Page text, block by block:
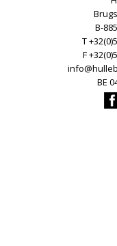
B-
T
F
BE